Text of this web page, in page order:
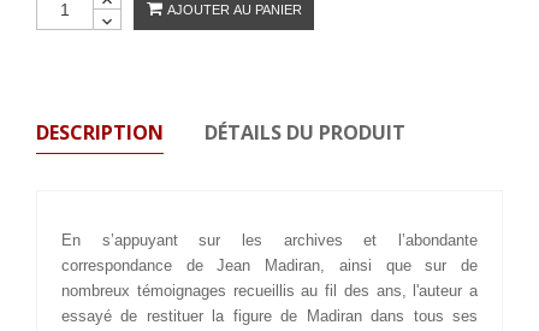
AJOUTER AU PANIER
DESCRIPTION DÉTAILS DU PRODUIT
En s’appuyant sur les archives et l’abondante
correspondance de Jean Madiran, ainsi que sur de
nombreux témoignages recueillis au fil des ans, l'auteur a
essayé de restituer la figure de Madiran dans tous ses